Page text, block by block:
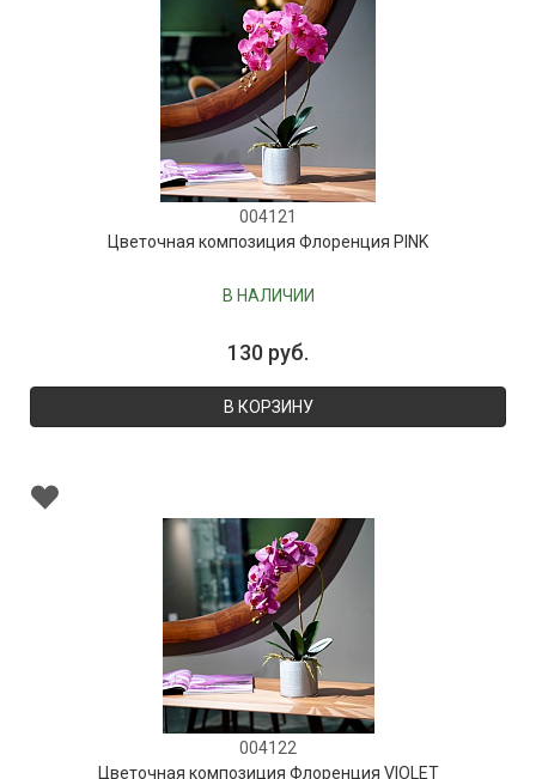
004121
Цветочная композиция Флоренция PINK
В НАЛИЧИИ
130 руб.
В КОРЗИНУ
004122
Цветочная композиция Флоренция VIOLET